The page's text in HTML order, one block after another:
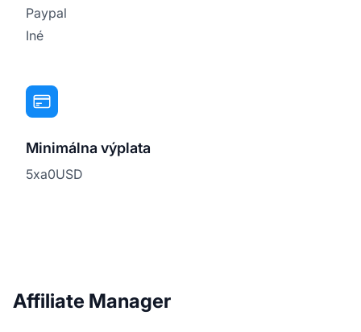
Paypal
Iné
Minimálna výplata
5xa0USD
Affiliate Manager